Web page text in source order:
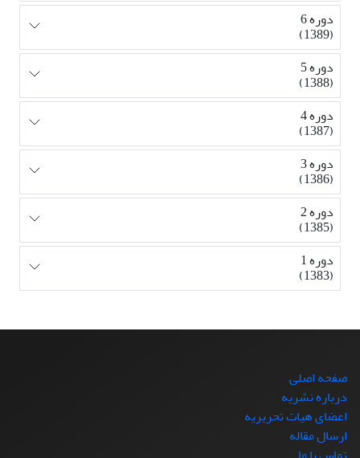
دوره 6
(1389)
دوره 5
(1388)
دوره 4
(1387)
دوره 3
(1386)
دوره 2
(1385)
دوره 1
(1383)
صفحه اصلی
درباره نشریه
اعضای هیات تحریریه
ارسال مقاله